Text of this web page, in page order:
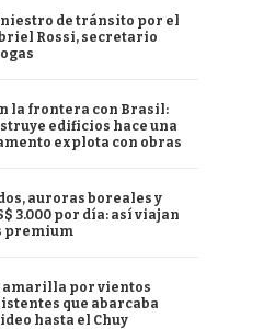
de tránsito por el
Rossi, secretario
la frontera con Brasil:
edificios hace una
explota con obras
auroras boreales y
3.000 por día: así viajan
premium
amarilla por vientos
que abarcaba
hasta el Chuy